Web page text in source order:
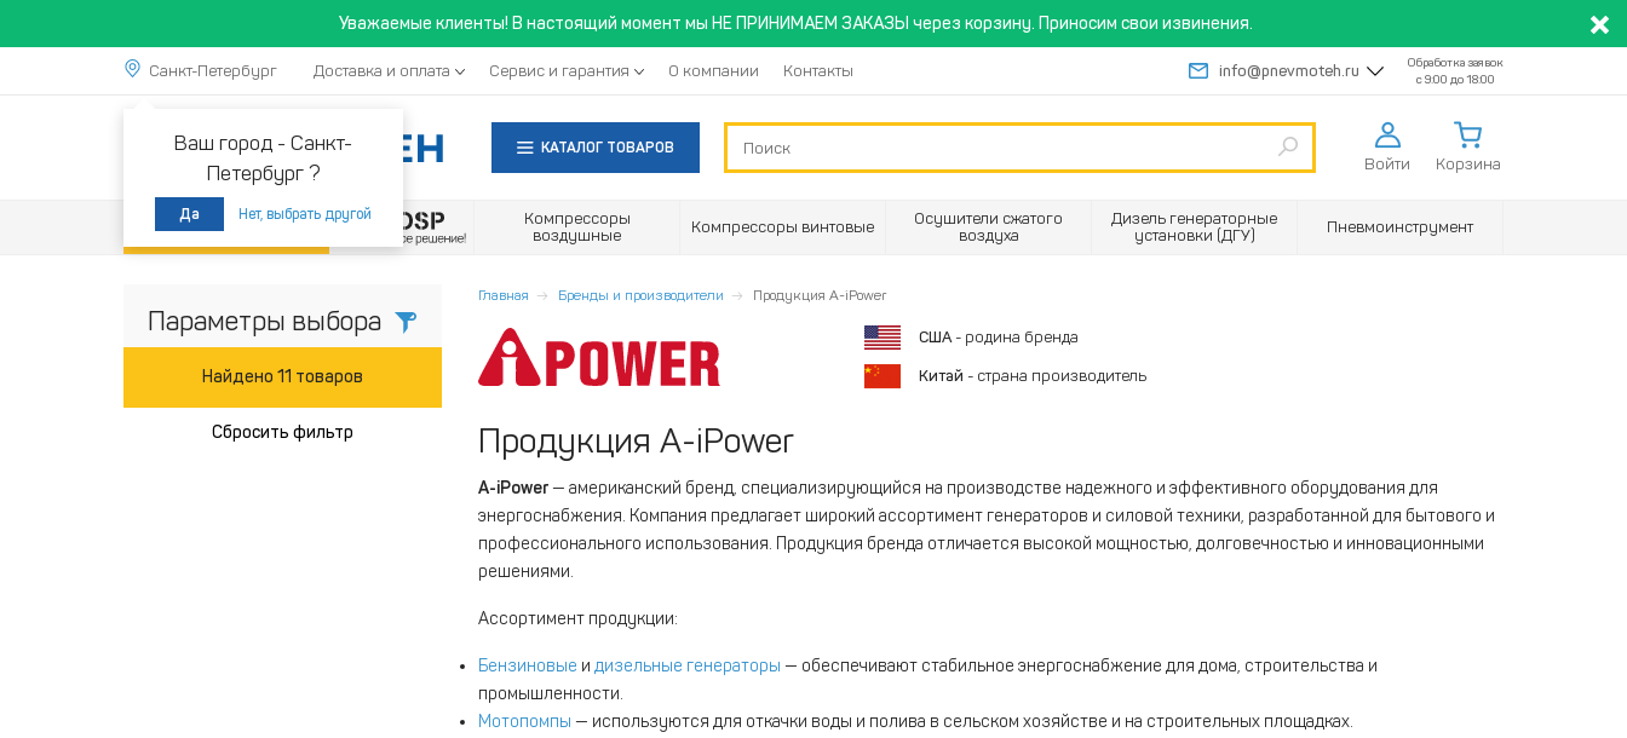
Уважаемые клиенты! В настоящий момент мы НЕ ПРИНИМАЕМ ЗАКАЗЫ через корзину. Приносим свои извинения.
Санкт-Петербург
Ваш город - Санкт-
Петербург ?
Да Нет, выбрать другой
Доставка и оплата Сервис и гарантия О компании Контакты info@pnevmoteh.ru
Обработка заявок
с 9:00 до 18:00
КАТАЛОГ ТОВАРОВ
Войти Корзина
Акции
Компрессоры
воздушные
Компрессоры винтовые
Осушители сжатого
воздуха
Дизель генераторные
установки (ДГУ)
Пневмоинструмент
Параметры выбора
Найдено 11 товаров
Сбросить фильтр
Главная Бренды и производители Продукция A-iPower
США - родина бренда
Китай - страна производитель
Продукция A-iPower
A-iPower— американский бренд, специализирующийся на производстве надежного и эффективного оборудования для
энергоснабжения. Компания предлагает широкий ассортимент генераторов и силовой техники, разработанной для бытового и
профессионального использования. Продукция бренда отличается высокой мощностью, долговечностью и инновационными
решениями.
Ассортимент продукции:
Бензиновые и дизельные генераторы — обеспечивают стабильное энергоснабжение для дома, строительства и
промышленности.
Мотопомпы — используются для откачки воды и полива в сельском хозяйстве и на строительных площадках.